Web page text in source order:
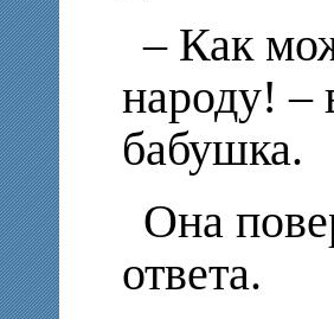
– Как
народу! –
бабушка.
Она
ответа.